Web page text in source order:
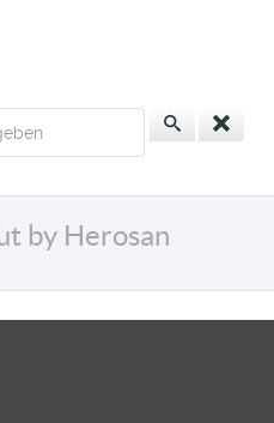
by Herosan